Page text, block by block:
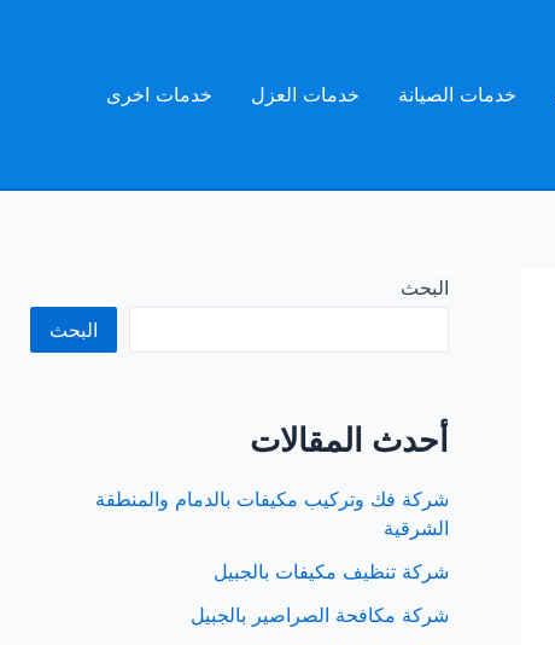
خدمات الصيانة خدمات العزل خدمات اخرى
البحث
البحث
أحدث المقالات
شركة فك وتركيب مكيفات بالدمام والمنطقة
الشرقية
شركة تنظيف مكيفات بالجبيل
شركة مكافحة الصراصير بالجبيل